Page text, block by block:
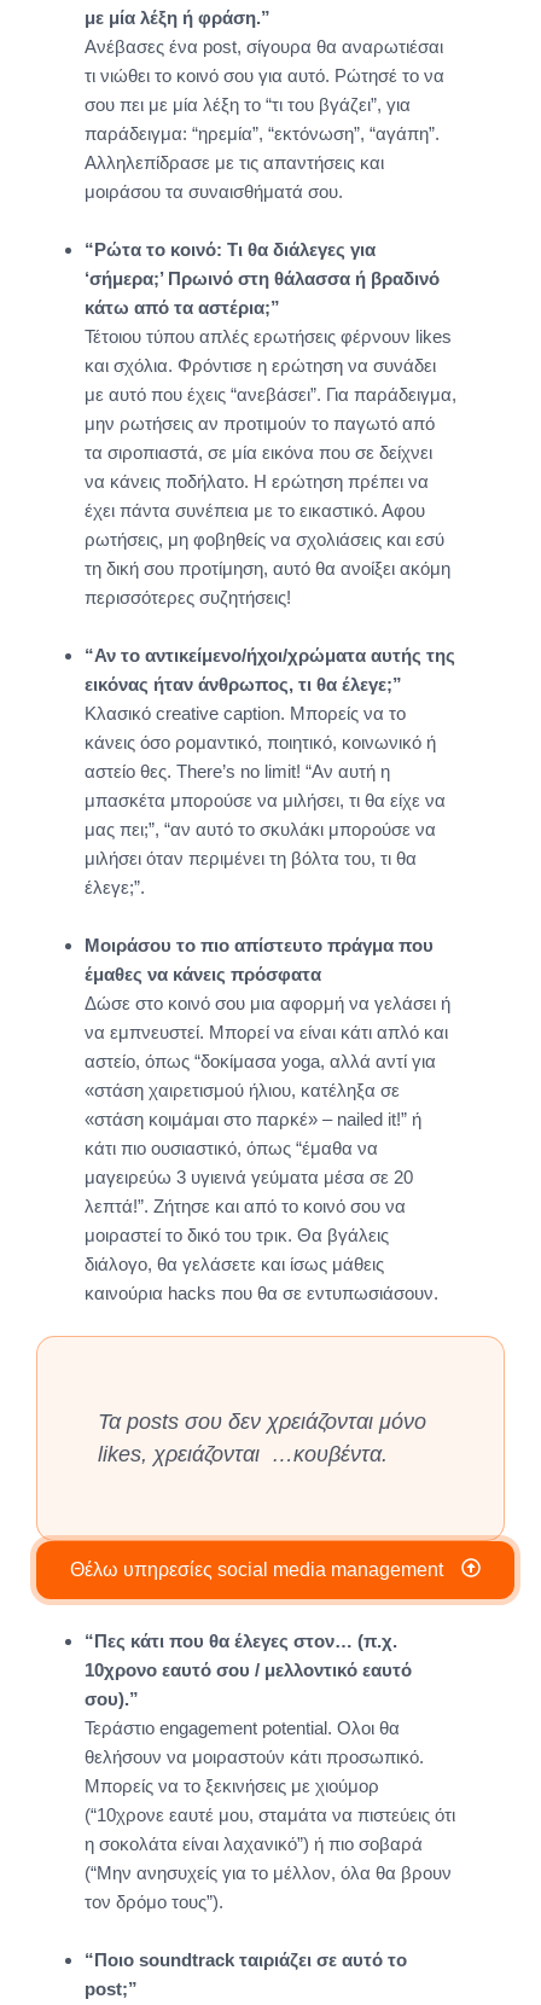
με μία λέξη ή φράση.”
Ανέβασες ένα post, σίγουρα θα αναρωτιέσαι
τι νιώθει το κοινό σου για αυτό. Ρώτησέ το να
σου πει με μία λέξη το “τι του βγάζει”, για
παράδειγμα: “ηρεμία”, “εκτόνωση”, “αγάπη”.
Αλληλεπίδρασε με τις απαντήσεις και
μοιράσου τα συναισθήματά σου.
“Ρώτα το κοινό: Τι θα διάλεγες για
‘σήμερα;’ Πρωινό στη θάλασσα ή βραδινό
κάτω από τα αστέρια;”
Τέτοιου τύπου απλές ερωτήσεις φέρνουν likes
και σχόλια. Φρόντισε η ερώτηση να συνάδει
με αυτό που έχεις “ανεβάσει”. Για παράδειγμα,
μην ρωτήσεις αν προτιμούν το παγωτό από
τα σιροπιαστά, σε μία εικόνα που σε δείχνει
να κάνεις ποδήλατο. Η ερώτηση πρέπει να
έχει πάντα συνέπεια με το εικαστικό. Αφου
ρωτήσεις, μη φοβηθείς να σχολιάσεις και εσύ
τη δική σου προτίμηση, αυτό θα ανοίξει ακόμη
περισσότερες συζητήσεις!
“Αν το αντικείμενο/ήχοι/χρώματα αυτής της
εικόνας ήταν άνθρωπος, τι θα έλεγε;”
Κλασικό creative caption. Μπορείς να το
κάνεις όσο ρομαντικό, ποιητικό, κοινωνικό ή
αστείο θες. There’s no limit! “Αν αυτή η
μπασκέτα μπορούσε να μιλήσει, τι θα είχε να
μας πει;”, “αν αυτό το σκυλάκι μπορούσε να
μιλήσει όταν περιμένει τη βόλτα του, τι θα
έλεγε;”.
Μοιράσου το πιο απίστευτο πράγμα που
έμαθες να κάνεις πρόσφατα
Δώσε στο κοινό σου μια αφορμή να γελάσει ή
να εμπνευστεί. Μπορεί να είναι κάτι απλό και
αστείο, όπως “δοκίμασα yoga, αλλά αντί για
«στάση χαιρετισμού ήλιου, κατέληξα σε
«στάση κοιμάμαι στο παρκέ» – nailed it!” ή
κάτι πιο ουσιαστικό, όπως “έμαθα να
μαγειρεύω 3 υγιεινά γεύματα μέσα σε 20
λεπτά!”. Ζήτησε και από το κοινό σου να
μοιραστεί το δικό του τρικ. Θα βγάλεις
διάλογο, θα γελάσετε και ίσως μάθεις
καινούρια hacks που θα σε εντυπωσιάσουν.
Τα posts σου δεν χρειάζονται μόνο
likes, χρειάζονται …κουβέντα.
Θέλω υπηρεσίες social media management
“Πες κάτι που θα έλεγες στον… (π.χ.
10χρονο εαυτό σου / μελλοντικό εαυτό
σου).”
Τεράστιο engagement potential. Ολοι θα
θελήσουν να μοιραστούν κάτι προσωπικό.
Μπορείς να το ξεκινήσεις με χιούμορ
(“10χρονε εαυτέ μου, σταμάτα να πιστεύεις ότι
η σοκολάτα είναι λαχανικό”) ή πιο σοβαρά
(“Μην ανησυχείς για το μέλλον, όλα θα βρουν
τον δρόμο τους”).
“Ποιο soundtrack ταιριάζει σε αυτό το
post;”